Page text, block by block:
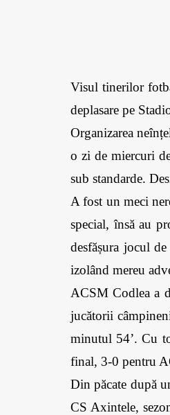
Visul tinerilor
deplasare pe
Organizarea
o zi de miercuri
sub standarde.
A fost un meci
special, însă au
desfășura jocul
izolând mereu
ACSM Codlea a
jucătorii
minutul 54’. Cu
final, 3-0 pentru
Din păcate după
CS Axintele,